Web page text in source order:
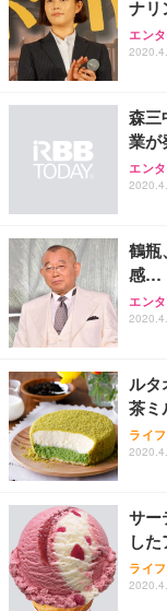
ワー
ョン
務用
￥
ワー
ョ
務用
ッシ
ス圧
EIZO
￥
【純
フッ
【整
ー フ
【
グモ
ネオ
限定
アイ
ュラ
ナリ
エン
森三
業が
エン
鶴瓶
感…
エン
ルタ
茶ミ
ライフ
サー
し
ライフ